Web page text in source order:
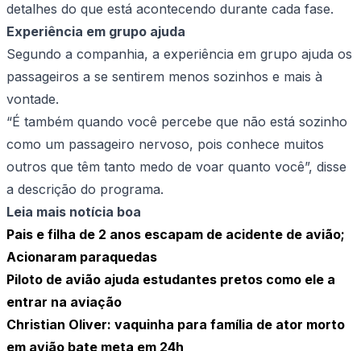
detalhes do que está acontecendo durante cada fase.
Experiência em grupo ajuda
Segundo a companhia, a experiência em grupo ajuda os
passageiros a se sentirem menos sozinhos e mais à
vontade.
“É também quando você percebe que não está sozinho
como um passageiro nervoso, pois conhece muitos
outros que têm tanto medo de voar quanto você”, disse
a descrição do programa.
Leia mais notícia boa
Pais e filha de 2 anos escapam de acidente de avião;
Acionaram paraquedas
Piloto de avião ajuda estudantes pretos como ele a
entrar na aviação
Christian Oliver: vaquinha para família de ator morto
em avião bate meta em 24h